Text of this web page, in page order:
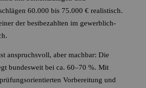
60.000 bis 75.000 € realistisch.
der bestbezahlten im gewerblich-
anspruchsvoll, aber machbar: Die
bundesweit bei ca. 60–70 %. Mit
Vorbereitung und